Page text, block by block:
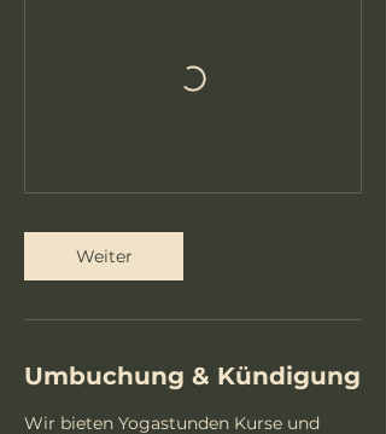
Weiter
Umbuchung & Kündigung
Wir bieten Yogastunden Kurse und